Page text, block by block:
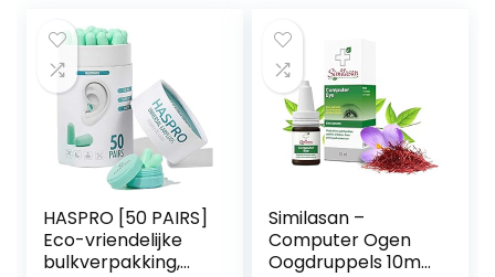
HASPRO [50 PAIRS]
Eco-vriendelijke
bulkverpakking,
Similasan –
Computer Ogen
Oogdruppels 10ml